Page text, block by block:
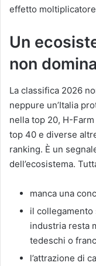
effetto
Un
non domina
La classifica 2026
neppure un’Italia
nella top 20, H-
top 40 e diverse
ranking. È un
dell’ecosistema.
manca una
il
industria resta
tedeschi o
l’attrazione di